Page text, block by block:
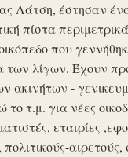
Λάτση, έστησαν
πίστα
που
των λίγων. Έχουν
ακινήτων -
το τ.μ. για νέες
εταιρίες